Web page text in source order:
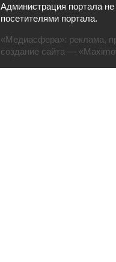
Администрация портала
посетителями портала.
«Медиасфера»: реклама,
создание сайта —